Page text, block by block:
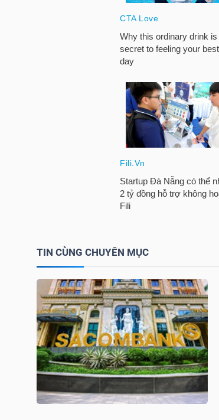
TIN CÙNG CHUYÊN MỤC
CÔNG
NGHIỆP
TIÊU
DÙNG
KHÔNG